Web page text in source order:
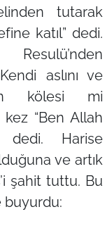
tutarak
katıl” dedi.
aslını ve
kölesi mi
“Ben Allah
dedi. Harise
ve artık
şahit tuttu. Bu
buyurdu: